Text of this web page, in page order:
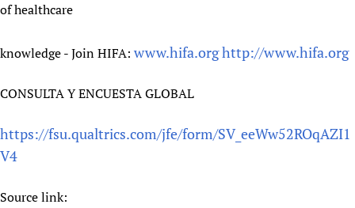
of healthcare
knowledge - Join HIFA: www.hifa.orghttp://www.hifa.org
CONSULTA Y ENCUESTA GLOBAL
https://fsu.qualtrics.com/jfe/form/SV_eeWw52ROqAZI1
V4
Source link: